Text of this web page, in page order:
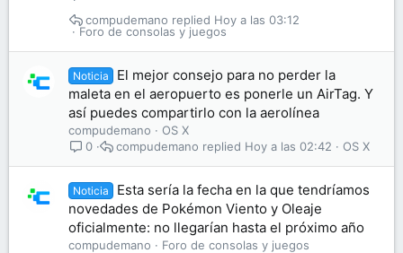
Foro de consolas y juegos
Hoy a las 03:12
compudemano
Noticia
El mejor consejo para no perder la
maleta en el aeropuerto es ponerle un AirTag. Y
así puedes compartirlo con la aerolínea
compudemano
OS X
0
OS X
Hoy a las 02:42
compudemano
Noticia
Esta sería la fecha en la que tendríamos
novedades de Pokémon Viento y Oleaje
oficialmente: no llegarían hasta el próximo año
compudemano
Foro de consolas y juegos